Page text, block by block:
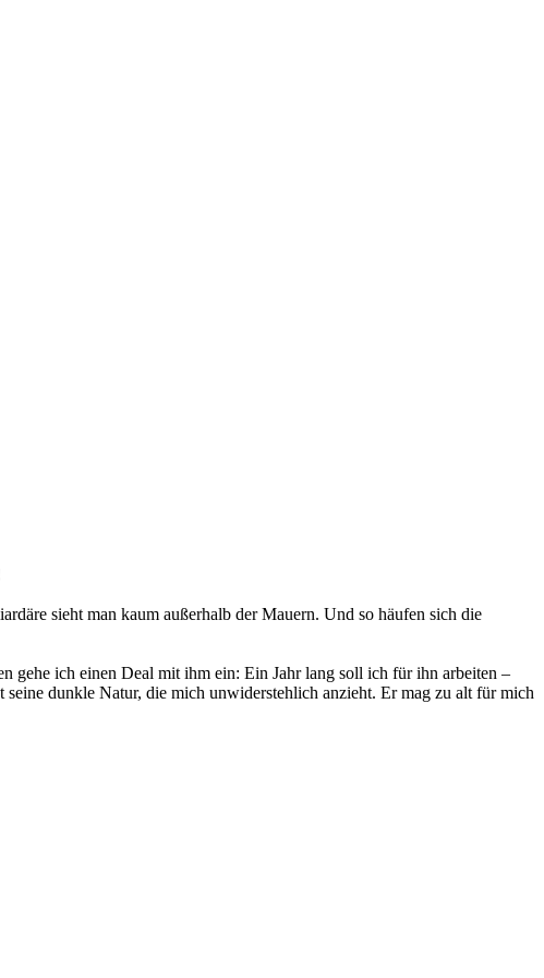
sieht man kaum außerhalb der Mauern. Und so häufen sich die
gehe ich einen Deal mit ihm ein: Ein Jahr lang soll ich für ihn arbeiten –
dunkle Natur, die mich unwiderstehlich anzieht. Er mag zu alt für mich